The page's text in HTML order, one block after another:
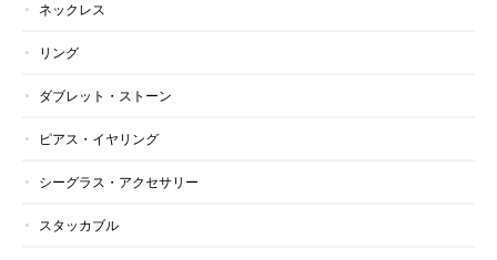
ネックレス
リング
ダブレット・ストーン
ピアス・イヤリング
シーグラス・アクセサリー
スタッカブル